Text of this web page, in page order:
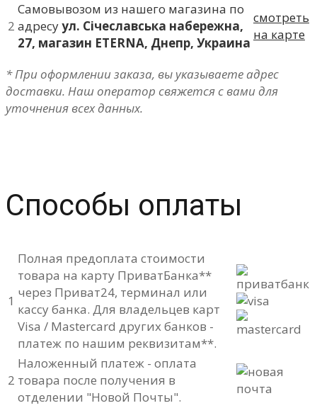
2
Самовывозом из нашего магазина по
адресуул. Січеславська набережна,
27, магазин ETERNA, Днепр, Украина
смотреть
на карте
* При оформлении заказа, вы указываете адрес
доставки. Наш оператор свяжется с вами для
уточнения всех данных.
Способы оплаты
1
Полная предоплата стоимости
товара на карту ПриватБанка**
через Приват24, терминал или
кассу банка. Для владельцев карт
Visa / Mastercard других банков -
платеж по нашим реквизитам**.
2
Наложенный платеж - оплата
товара после получения в
отделении "Новой Почты".